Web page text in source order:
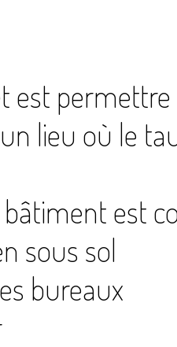
est
lieu où le
bâtiment est
sous sol
bureaux